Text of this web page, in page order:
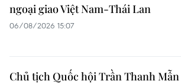
ngoại giao Việt Nam-Thái Lan
06/08/2026 15:07
Chủ tịch Quốc hội Trần Thanh Mẫn